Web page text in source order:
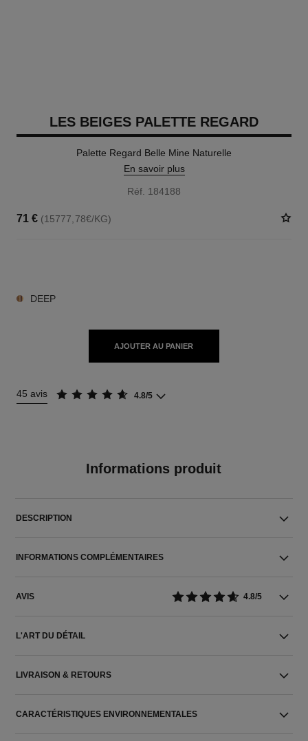
LES BEIGES PALETTE REGARD
Palette Regard Belle Mine Naturelle
En savoir plus
Réf. 184188
71 € (15777,78€/KG)
DEEP
AJOUTER AU PANIER
45 avis 4.8/5
Informations produit
DESCRIPTION
INFORMATIONS COMPLÉMENTAIRES
AVIS 4.8/5
L'ART DU DÉTAIL
LIVRAISON & RETOURS
CARACTÉRISTIQUES ENVIRONNEMENTALES